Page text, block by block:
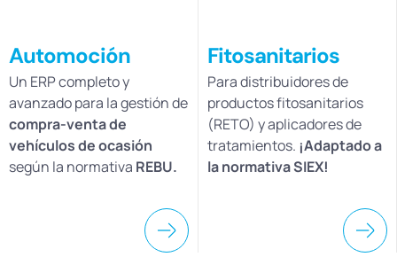
Automoción
Un ERP completo y
avanzado para la gestión de
compra-venta de
vehículos de ocasión
según la normativa REBU.
Fitosanitarios
Para distribuidores de
productos fitosanitarios
(RETO) y aplicadores de
tratamientos. ¡Adaptado a
la normativa SIEX!